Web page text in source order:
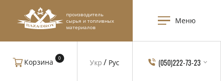
производитель
сырья и топливных
материалов
Меню
Укр Рус
Корзина 0 (050)222-73-23